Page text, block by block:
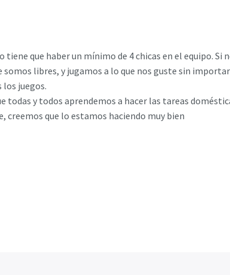
que haber un mínimo de 4 chicas en el equipo. Si
libres, y jugamos a lo que nos guste sin importar
los juegos.
y todos aprendemos a hacer las tareas
que lo estamos haciendo muy bien